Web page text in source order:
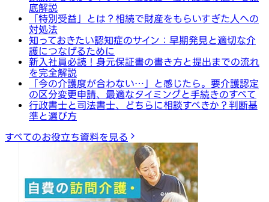
底解説
「特別受益」とは？相続で財産をもらいすぎた人への
対処法
知っておきたい認知症のサイン：早期発見と適切な介
護につなげるために
新入社員必読！身元保証書の書き方と提出までの流れ
を完全解説
「今の介護度が合わない…」と感じたら。要介護認定
の区分変更申請、最適なタイミングと手続きのすべて
行政書士と司法書士、どちらに相談すべきか？判断基
準と選び方
すべてのお役立ち資料を見る